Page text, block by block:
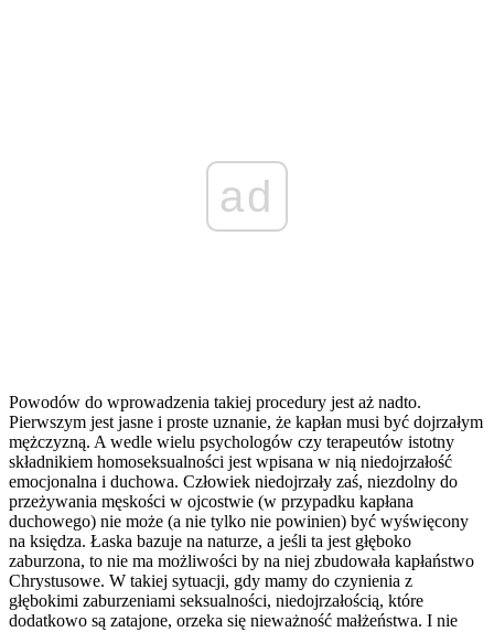
ad
Powodów do wprowadzenia takiej procedury jest aż nadto.
Pierwszym jest jasne i proste uznanie, że kapłan musi być dojrzałym
mężczyzną. A wedle wielu psychologów czy terapeutów istotny
składnikiem homoseksualności jest wpisana w nią niedojrzałość
emocjonalna i duchowa. Człowiek niedojrzały zaś, niezdolny do
przeżywania męskości w ojcostwie (w przypadku kapłana
duchowego) nie może (a nie tylko nie powinien) być wyświęcony
na księdza. Łaska bazuje na naturze, a jeśli ta jest głęboko
zaburzona, to nie ma możliwości by na niej zbudowała kapłaństwo
Chrystusowe. W takiej sytuacji, gdy mamy do czynienia z
głębokimi zaburzeniami seksualności, niedojrzałością, które
dodatkowo są zatajone, orzeka się nieważność małżeństwa. I nie